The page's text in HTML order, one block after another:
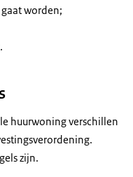
worden;
huurwoning verschillen
zijn.